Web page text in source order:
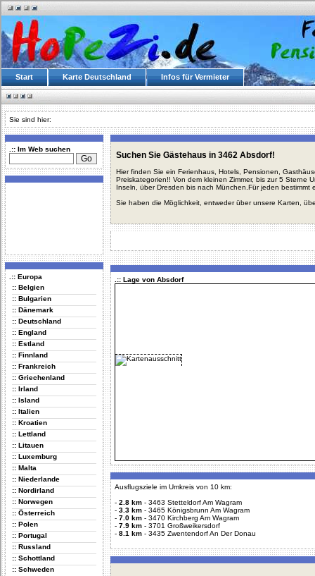
Start Karte Deutschland Infos für Vermieter
Sie sind hier:
.:: Im Web suchen
.:: Europa
:: Belgien
:: Bulgarien
:: Dänemark
:: Deutschland
:: England
:: Estland
:: Finnland
:: Frankreich
:: Griechenland
:: Irland
:: Island
:: Italien
:: Kroatien
:: Lettland
:: Litauen
:: Luxemburg
:: Malta
:: Niederlande
:: Nordirland
:: Norwegen
:: Österreich
:: Polen
:: Portugal
:: Russland
:: Schottland
:: Schweden
Suchen Sie Gästehaus in 3462 Absdorf!
Hier finden Sie ein Ferienhaus, Hotels, Pensionen,
Preiskategorien!! Von dem kleinen Zimmer, bis zur 5 Sterne
Inseln, über Dresden bis nach München.Für jeden bestimmt
Sie haben die Möglichkeit, entweder über unsere Karten,
.:: Lage von Absdorf
Ausflugsziele im Umkreis von 10 km:
- 2.8 km - 3463 Stetteldorf Am Wagram
- 3.3 km - 3465 Königsbrunn Am Wagram
- 7.0 km - 3470 Kirchberg Am Wagram
- 7.9 km - 3701 Großweikersdorf
- 8.1 km - 3435 Zwentendorf An Der Donau